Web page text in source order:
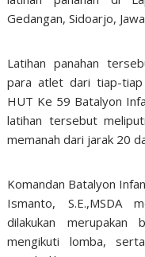
Gedangan, Sidoarjo,
Latihan panahan
para atlet dari tiap-tiap
HUT Ke 59 Batalyon
latihan tersebut
memanah dari jarak 20
Komandan Batalyon
Ismanto, S.E.,MSDA
dilakukan
mengikuti lomba,